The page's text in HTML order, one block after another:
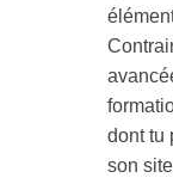
dont tu
son